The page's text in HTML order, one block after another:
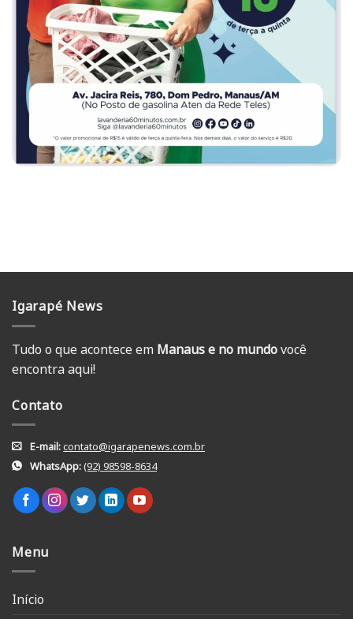
Igarapé News
Tudo o que acontece em Manaus e no mundovocê
encontra aqui!
Contato
E-mail:contato@igarapenews.com.br
WhatsApp:(92) 98598-8634
Menu
Início